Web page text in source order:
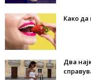
Како
Два